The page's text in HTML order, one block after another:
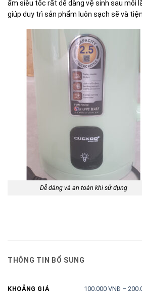
ấm siêu tốc rất dễ dàng vệ sinh sau mỗi
giúp duy trì sản phẩm luôn sạch sẽ và tiện
Dễ dàng và an toàn khi sử dụng
THÔNG TIN BỔ SUNG
KHOẢNG GIÁ 100.000 VNĐ –